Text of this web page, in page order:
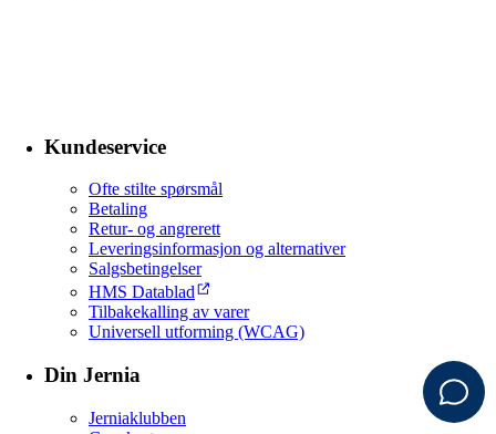
Kundeservice
Ofte stilte spørsmål
Betaling
Retur- og angrerett
Leveringsinformasjon og alternativer
Salgsbetingelser
HMS Datablad
Tilbakekalling av varer
Universell utforming (WCAG)
Din Jernia
Jerniaklubben